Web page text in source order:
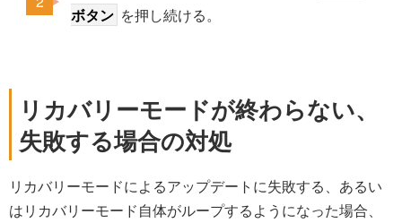
ボタン を押し続ける。
リカバリーモードが終わらない、
失敗する場合の対処
リカバリーモードによるアップデートに失敗する、あるい
はリカバリーモード自体がループするようになった場合、